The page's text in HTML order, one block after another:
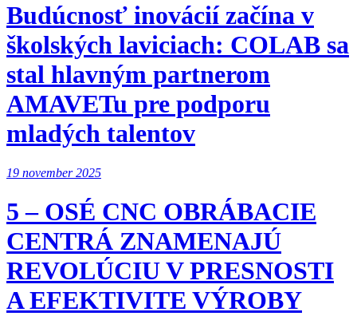
Budúcnosť inovácií začína v
školských laviciach: COLAB sa
stal hlavným partnerom
AMAVETu pre podporu
mladých talentov
19 november 2025
5 – OSÉ CNC OBRÁBACIE
CENTRÁ ZNAMENAJÚ
REVOLÚCIU V PRESNOSTI
A EFEKTIVITE VÝROBY